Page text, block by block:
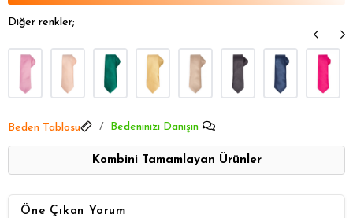
Diğer renkler;
Beden Tablosu Bedeninizi Danışın
Kombini Tamamlayan Ürünler
Öne Çıkan Yorum